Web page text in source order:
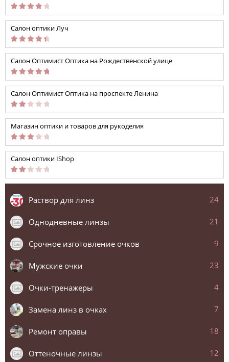
Салон оптики Луч
Салон Оптимист Оптика на Рождественской улице
Салон Оптимист Оптика на проспекте Ленина
Магазин оптики и товаров для рукоделия
Салон оптики IShop
Раствор для линз 24
Однодневные линзы 21
Срочное изготовление очков 9
Мужские очки 23
Очки-тренажеры 4
Замена линз в очках 7
Ремонт оправы 18
Оттеночные линзы 12